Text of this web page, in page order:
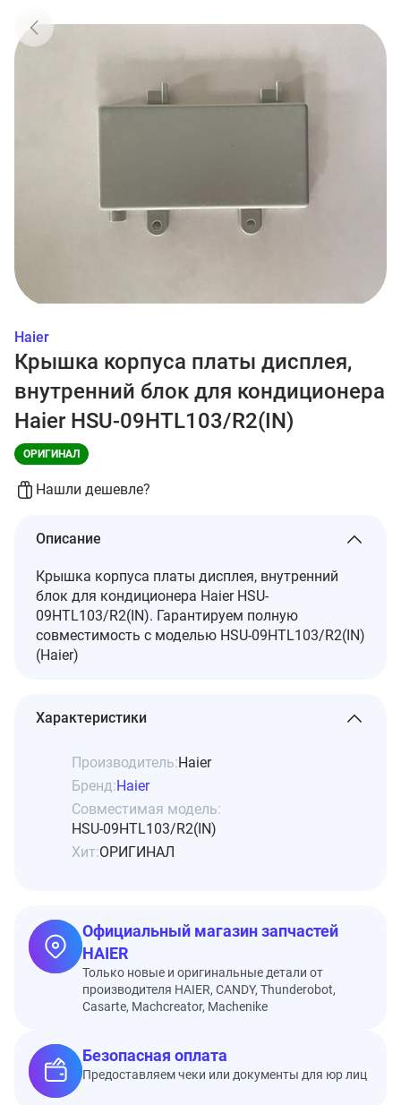
Haier
Крышка корпуса платы дисплея,
внутренний блок для кондиционера
Haier HSU-09HTL103/R2(IN)
ОРИГИНАЛ
Нашли дешевле?
Описание
Крышка корпуса платы дисплея, внутренний
блок для кондиционера Haier HSU-
09HTL103/R2(IN). Гарантируем полную
совместимость с моделью HSU-09HTL103/R2(IN)
(Haier)
Характеристики
Производитель:Haier
Бренд:Haier
Совместимая модель:
HSU-09HTL103/R2(IN)
Хит:ОРИГИНАЛ
Официальный магазин запчастей
HAIER
Только новые и оригинальные детали от
производителя HAIER, CANDY, Thunderobot,
Casarte, Machcreator, Machenike
Безопасная оплата
Предоставляем чеки или документы для юр лиц